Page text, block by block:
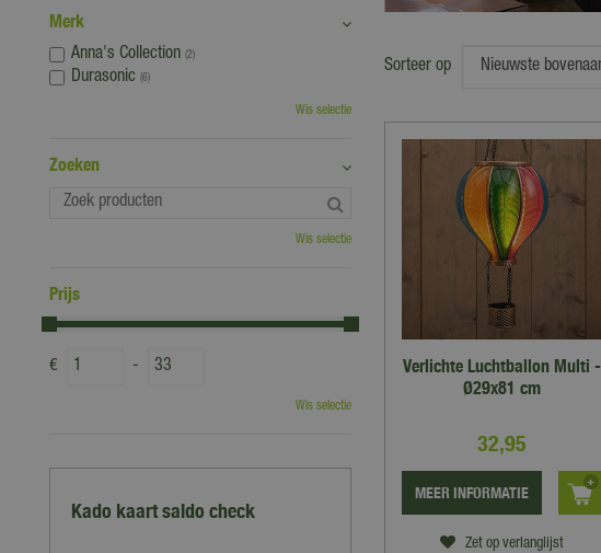
Sorteer op
Verlichte Luchtballon Multi -
Ø29x81 cm
32,95
Zet op verlanglijst
MEER INFORMATIE
Merk
Anna's Collection (2)
Durasonic (6)
Wis selectie
Zoeken
Wis selectie
Prijs
€ -
Wis selectie
Kado kaart saldo check